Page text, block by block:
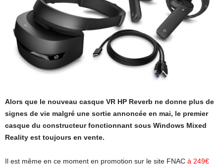
Alors que le nouveau casque VR HP Reverb ne donne plus de
signes de vie malgré une sortie annoncée en mai, le premier
casque du constructeur fonctionnant sous Windows Mixed
Reality est toujours en vente.
Il est même en ce moment en promotion sur le site FNAC à 249€